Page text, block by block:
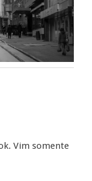
Vim somente